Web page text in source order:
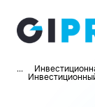
...